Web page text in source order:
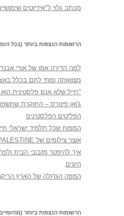
מכתב גלוי ל"אידיוטים
הרשומות הנצפות ביותר (בכל
למה הדירה אמו של אורי
מצוואתה ומתי לחם בכלל
"חייל שלא אנס פלסטינית הוא
ג'ואן פיטרס – החוקרת
הפליטים הפלסטינים
המפות שכל תלמיד ישראלי
אוצר צילומים של PALESTINE הריקה
איך להיפטר מזבובי הבית
היונים
המפה הגדולה של הארץ
הרשומות הנצפות ביותר